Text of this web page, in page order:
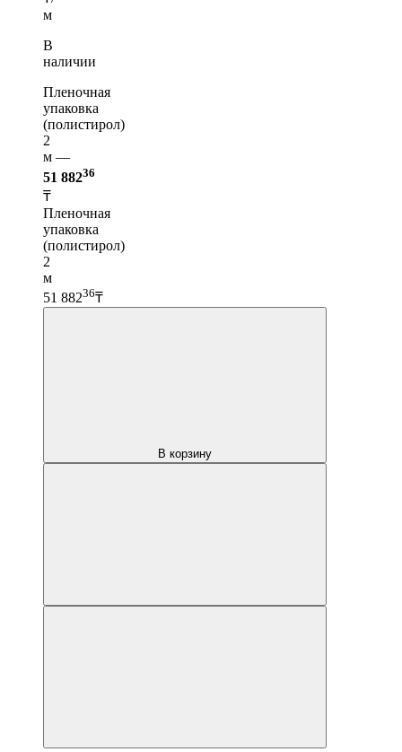
м
В
наличии
Пленочная
упаковка
(полистирол)
2
м —
51 88236
₸
Пленочная
упаковка
(полистирол)
2
м
51 88236₸
В корзину